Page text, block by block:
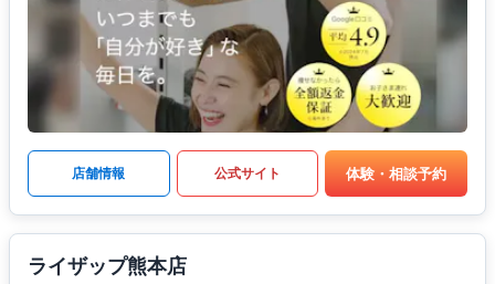
店舗情報 公式サイト 体験・相談予約
ライザップ熊本店